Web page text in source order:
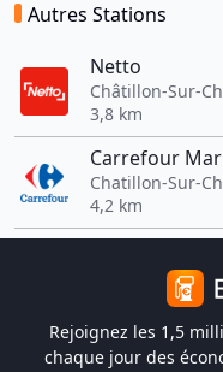
Autres Stations
Netto
Châtillon-Sur-
3,8 km
Carrefour
Chatillon-Sur-
4,2 km
Rejoignez les 1,5
chaque jour des